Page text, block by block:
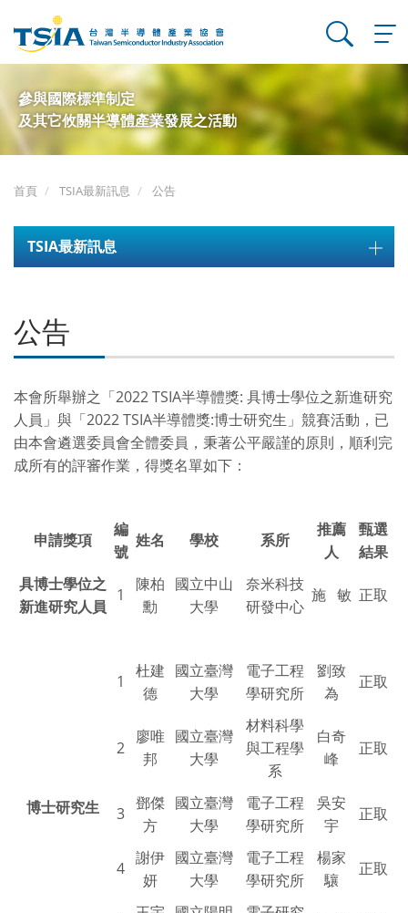
T
o
g
l
e
i
a
參與國際標準制定
及其它攸關半導體產業發展之活動
首頁 TSIA最新訊息 公告
TSIA最新訊息
公告
本會所舉辦之「2022 TSIA半導體獎: 具博士學位之新進研究
人員」與「2022 TSIA半導體獎:博士研究生」競賽活動，已
由本會遴選委員會全體委員，秉著公平嚴謹的原則，順利完
成所有的評審作業，得獎名單如下：
申請獎項
編
號
姓名 學校 系所
推薦
人
甄選
結果
具博士學位之
新進研究人員
1
陳柏
勳
國立中山
大學
奈米科技
研發中心
施 敏 正取
博士研究生
1
杜建
德
國立臺灣
大學
電子工程
學研究所
劉致
為
正取
2
廖唯
邦
國立臺灣
大學
材料科學
與工程學
系
白奇
峰
正取
3
鄧傑
方
國立臺灣
大學
電子工程
學研究所
吳安
宇
正取
4
謝伊
妍
國立臺灣
大學
電子工程
學研究所
楊家
驤
正取